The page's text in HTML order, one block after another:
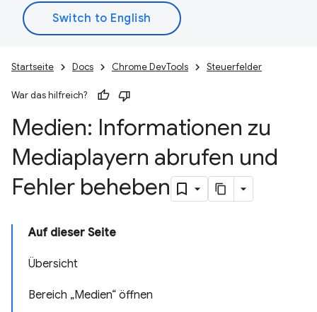
Startseite Docs Chrome DevTools Steuerfelder
War das hilfreich?
Medien: Informationen zu
Mediaplayern abrufen und
Fehler beheben
Auf dieser Seite
Übersicht
Bereich „Medien“ öffnen